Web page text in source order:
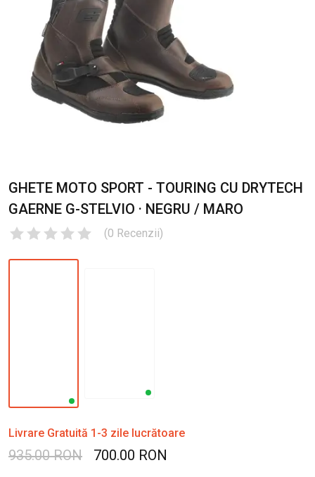
GHETE MOTO SPORT - TOURING CU DRYTECH
GAERNE G-STELVIO · NEGRU / MARO
(0 Recenzii)
Livrare Gratuită 1-3 zile lucrătoare
935.00 RON 700.00 RON